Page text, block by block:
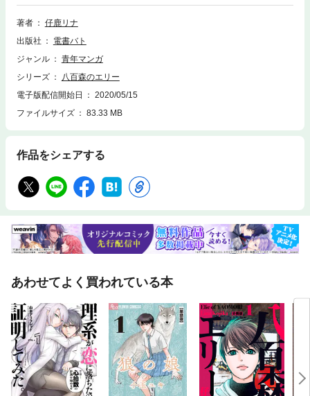
しかし、農業を営むエリーの従兄弟・瑛人（エイト）の苦悩を前に、エリ
ーはエイトとのすれ違いを感じ始めていた。
著者
仔鹿リナ
出版社
電書バト
ジャンル
青年マンガ
シリーズ
八百森のエリー
電子版配信開始日
2020/05/15
ファイルサイズ
83.33 MB
作品をシェアする
あわせてよく買われている本